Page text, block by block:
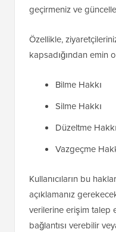
geçirmeniz ve
Özellikle,
kapsadığından emin
Bilme Hakkı
Silme Hakkı
Düzeltme Hakkı
Vazgeçme
Kullanıcıların bu
açıklamanız
verilerine erişim talep
bağlantısı verebilir